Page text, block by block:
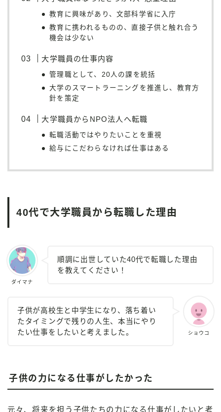
教育に興味があり、文部科学省に入庁
教育に携われるものの、直接子供と触れ合う
機会は少ない
大学職員の仕事内容
管理職として、20人の課を統括
大学のスマートラーニングを推進し、教育方
針を策定
大学職員からNPO法人へ転職
転職活動ではやりたいことを重視
給与にこだわらなければ仕事はある
40代で大学職員から転職した理由
ダイマナ
順調に出世していた40代で転職した理由
を教えてください！
ショウコ
子供が高校生と中学生になり、落ち着い
たタイミングで残りの人生、本当にやり
たい仕事をしたいと考えました。
子供の力になる仕事がしたかった
元々、将来を担う子供たちの力になる仕事がしたいと考